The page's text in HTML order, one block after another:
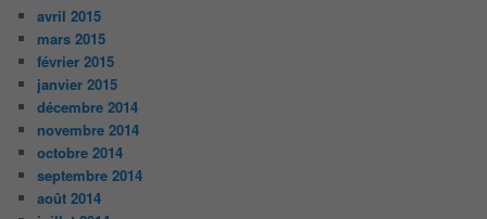
avril 2015
mars 2015
février 2015
janvier 2015
décembre 2014
novembre 2014
octobre 2014
septembre 2014
août 2014